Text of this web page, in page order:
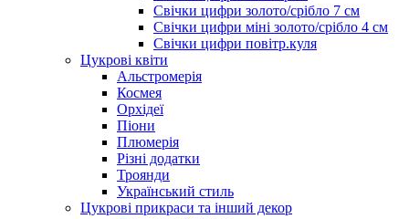
Свічки цифри золото/срібло 7 см
Свічки цифри міні золото/срібло 4 см
Свічки цифри повітр.куля
Цукрові квіти
Альстромерія
Космея
Орхідеї
Піони
Плюмерія
Різні додатки
Троянди
Український стиль
Цукрові прикраси та інший декор